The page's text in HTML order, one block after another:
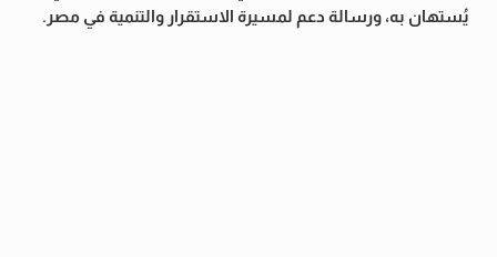
يُستهان به، ورسالة دعم لمسيرة الاستقرار والتنمية في مصر.